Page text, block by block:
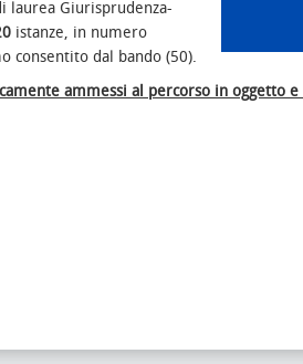
laurea Giurisprudenza-
istanze, in numero
consentito dal bando (50).
ammessi al percorso in oggetto